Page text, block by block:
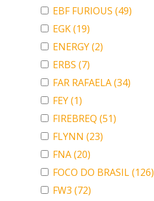
EBF FURIOUS (49)
EGK(19)
ENERGY(2)
ERBS (7)
FAR RAFAELA(34)
FEY(1)
FIREBREQ (51)
FLYNN (23)
FNA(20)
FOCO DO BRASIL(126)
FW3 (72)